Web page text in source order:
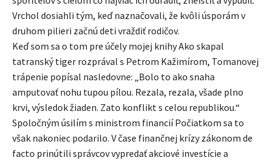
Vrchol dosiahli tým, keď naznačovali, že kvôli úsporám v
druhom pilieri začnú deti vraždiť rodičov.
Keď som sa o tom pre účely mojej knihy Ako skapal
tatranský tiger rozprával s Petrom Kažimírom, Tomanovej
trápenie popísal nasledovne: „Bolo to ako snaha
amputovať nohu tupou pílou. Rezala, rezala, všade plno
krvi, výsledok žiaden. Zato konflikt s celou republikou.“
Spoločným úsilím s ministrom financií Počiatkom sa to
však nakoniec podarilo. V čase finančnej krízy zákonom de
facto prinútili správcov vypredať akciové investície a